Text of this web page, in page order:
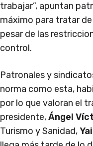
trabajar”, apuntan
máximo para tratar
pesar de las
control.
Patronales y
norma como esta,
por lo que valoran el
presidente,Ángel
Turismo y Sanidad,